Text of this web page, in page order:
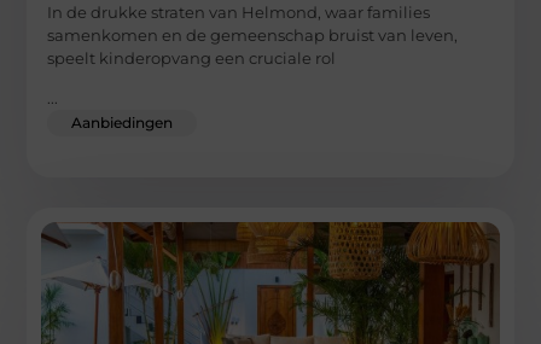
In de drukke straten van Helmond, waar families
samenkomen en de gemeenschap bruist van leven,
speelt kinderopvang een cruciale rol
Aanbiedingen